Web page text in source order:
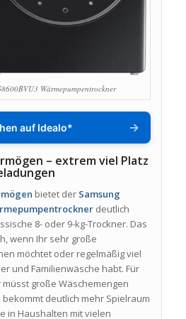
Wärmepumpentrockner
auf Idealo* →
– extrem viel Platz
bietet der Samsung
deutlich
8- oder 9-kg-Trockner. Das
wenn Ihr sehr große
möchtet oder regelmäßig viel
und Familienwäsche habt. Für
große Wäschemengen
deutlich mehr Spielraum
in Haushalten mit vielen